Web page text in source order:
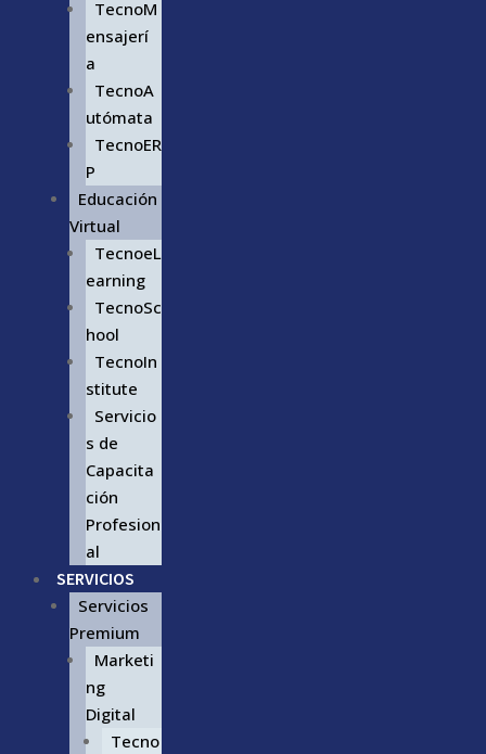
TecnoM
ensajerí
a
TecnoA
utómata
TecnoER
P
Educación
Virtual
TecnoeL
earning
TecnoSc
hool
TecnoIn
stitute
Servicio
s de
Capacita
ción
Profesion
al
SERVICIOS
Servicios
Premium
Marketi
ng
Digital
Tecno